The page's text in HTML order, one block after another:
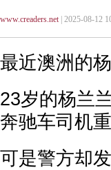
www.creaders.net| 2025-08-12
最近澳洲的
23岁的杨兰
奔驰车司机
可是警方却